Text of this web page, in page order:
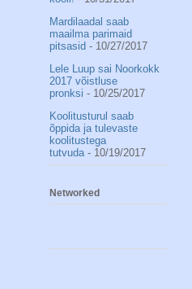
Mardilaadal saab
maailma parimaid
pitsasid - 10/27/2017
Lele Luup sai Noorkokk
2017 võistluse
pronksi - 10/25/2017
Koolitusturul saab
õppida ja tulevaste
koolitustega
tutvuda- 10/19/2017
Networked